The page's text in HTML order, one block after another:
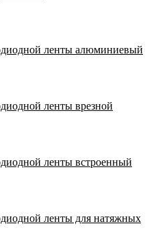
ленты алюминиевый
ленты врезной
ленты встроенный
ленты для натяжных